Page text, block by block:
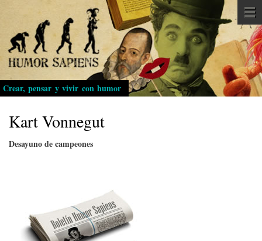
Pasar
al
contenido
principal
Crear, pensar y vivir con humor
Kart Vonnegut
Desayuno de campeones